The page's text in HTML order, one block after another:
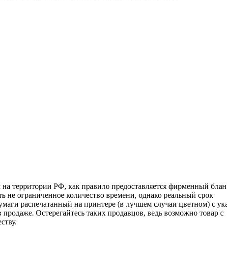
территории РФ, как правило предоставляется фирменный
не ограниченное количество времени, однако реальный срок
распечатанный на принтере (в лучшем случаи цветном) с
Остерегайтесь таких продавцов, ведь возможно товар с